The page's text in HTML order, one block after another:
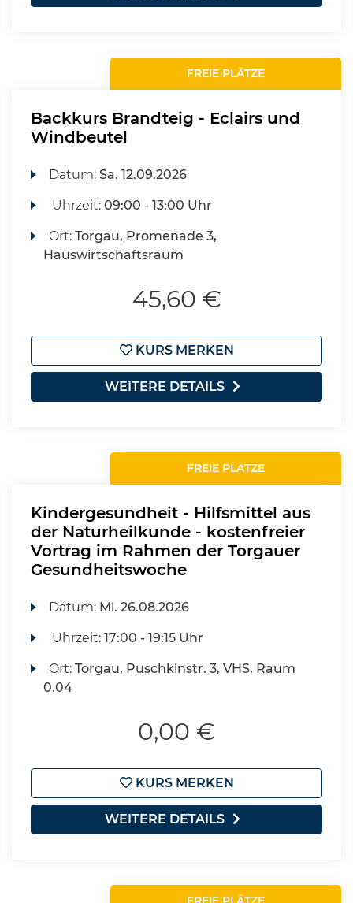
FREIE PLÄTZE
Backkurs Brandteig - Eclairs und
Windbeutel
Datum:Sa. 12.09.2026
Uhrzeit:09:00 - 13:00 Uhr
Ort:Torgau, Promenade 3,
Hauswirtschaftsraum
45,60 €
KURS MERKEN
WEITERE DETAILS
FREIE PLÄTZE
Kindergesundheit - Hilfsmittel aus
der Naturheilkunde - kostenfreier
Vortrag im Rahmen der Torgauer
Gesundheitswoche
Datum: Mi. 26.08.2026
Uhrzeit:17:00 - 19:15 Uhr
Ort:Torgau, Puschkinstr. 3, VHS, Raum
0.04
0,00 €
KURS MERKEN
WEITERE DETAILS